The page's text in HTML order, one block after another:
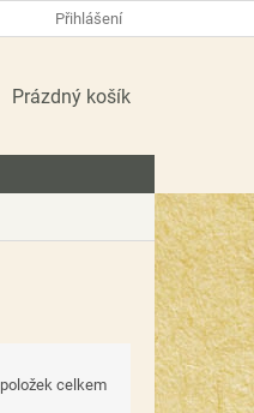
Přihlášení
NÁKUPNÍ
Prázdný košík
položek celkem